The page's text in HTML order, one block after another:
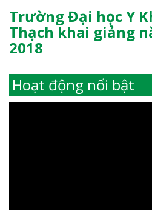
Trường Đại học Y
Thạch khai giảng
2018
Hoạt động nổi bật